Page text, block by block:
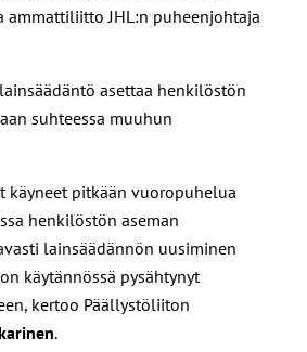
ammattiliitto JHL:n puheenjohtaja
asettaa henkilöstön
suhteessa muuhun
käyneet pitkään vuoropuhelua
henkilöstön aseman
lainsäädännön uusiminen
käytännössä pysähtynyt
kertoo Päällystöliiton
.